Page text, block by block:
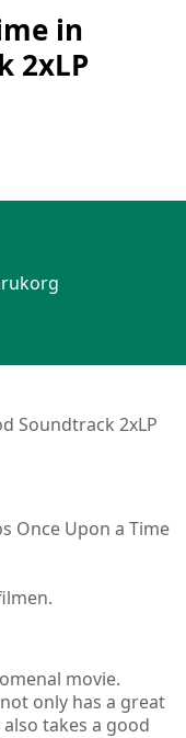
in
2xLP
Soundtrack 2xLP
Once Upon a Time
movie.
only has a great
takes a good